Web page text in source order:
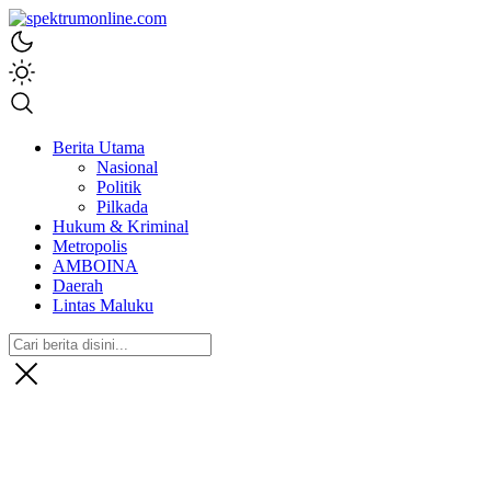
spektrumonline.com
Berita Utama
Nasional
Politik
Pilkada
Hukum & Kriminal
Metropolis
AMBOINA
Daerah
Lintas Maluku